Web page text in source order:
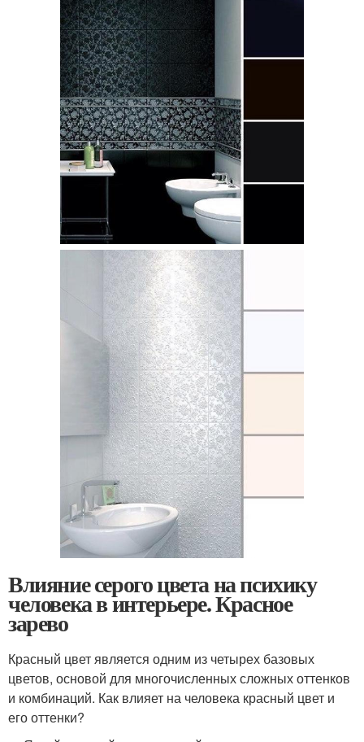
Влияние серого цвета на психику
человека в интерьере. Красное
зарево
Красный цвет является одним из четырех базовых
цветов, основой для многочисленных сложных оттенков
и комбинаций. Как влияет на человека красный цвет и
его оттенки?